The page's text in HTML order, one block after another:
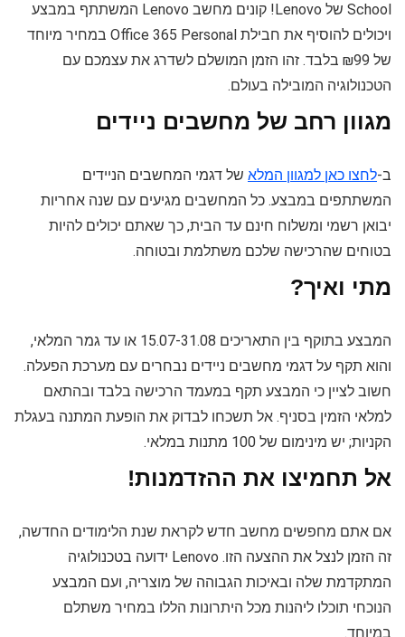
School של Lenovo! קונים מחשב Lenovo המשתתף במבצע
ויכולים להוסיף את חבילת Office 365 Personal במחיר מיוחד
של ₪99 בלבד. זהו הזמן המושלם לשדרג את עצמכם עם
הטכנולוגיה המובילה בעולם.
מגוון רחב של מחשבים ניידים
ב-לחצו כאן למגוון המלא של דגמי המחשבים הניידים
המשתתפים במבצע. כל המחשבים מגיעים עם שנה אחריות
יבואן רשמי ומשלוח חינם עד הבית, כך שאתם יכולים להיות
בטוחים שהרכישה שלכם משתלמת ובטוחה.
מתי ואיך?
המבצע בתוקף בין התאריכים 15.07-31.08 או עד גמר המלאי,
והוא תקף על דגמי מחשבים ניידים נבחרים עם מערכת הפעלה.
חשוב לציין כי המבצע תקף במעמד הרכישה בלבד ובהתאם
למלאי הזמין בסניף. אל תשכחו לבדוק את הופעת המתנה בעגלת
הקניות; יש מינימום של 100 מתנות במלאי.
אל תחמיצו את ההזדמנות!
אם אתם מחפשים מחשב חדש לקראת שנת הלימודים החדשה,
זה הזמן לנצל את ההצעה הזו. Lenovo ידועה בטכנולוגיה
המתקדמת שלה ובאיכות הגבוהה של מוצריה, ועם המבצע
הנוכחי תוכלו ליהנות מכל היתרונות הללו במחיר משתלם
במיוחד.